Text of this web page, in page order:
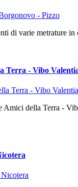
di varie metrature in
Terra - Vibo
Amici della Terra -